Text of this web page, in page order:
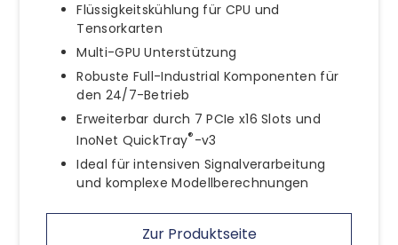
Flüssigkeitskühlung für CPU und
Tensorkarten
Multi-GPU Unterstützung
Robuste Full-Industrial Komponenten für
den 24/7-Betrieb
Erweiterbar durch 7 PCIe x16 Slots und
InoNet QuickTray®-v3
Ideal für intensiven Signalverarbeitung
und komplexe Modellberechnungen
Zur Produktseite